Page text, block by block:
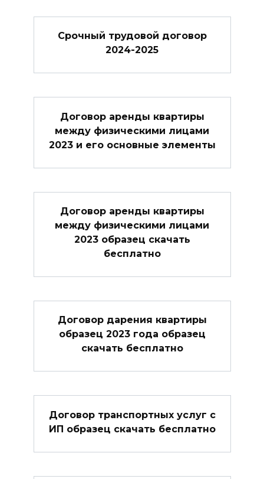
Cрочный трудовой договор
2024-2025
Договор аренды квартиры
между физическими лицами
2023 и его основные элементы
Договор аренды квартиры
между физическими лицами
2023 образец скачать
бесплатно
Договор дарения квартиры
образец 2023 года образец
скачать бесплатно
Договор транспортных услуг с
ИП образец скачать бесплатно